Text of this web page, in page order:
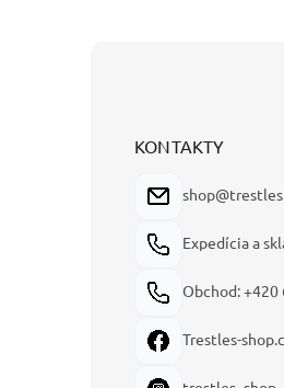
KONTAKTY
Obchod: +420
Trestles-